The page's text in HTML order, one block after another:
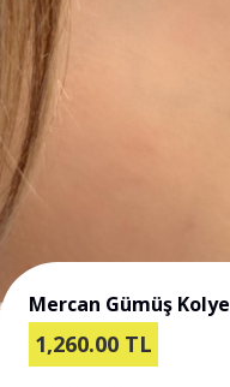
Mercan Gümüş Kolye
1,260.00 TL